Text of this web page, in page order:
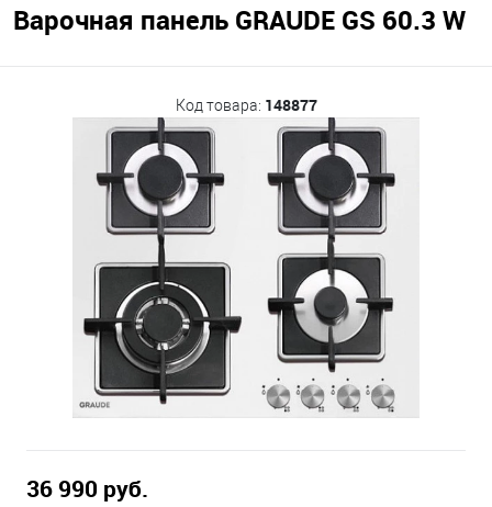
Варочная панель GRAUDE GS 60.3 W
Код товара: 148877
36 990 руб.